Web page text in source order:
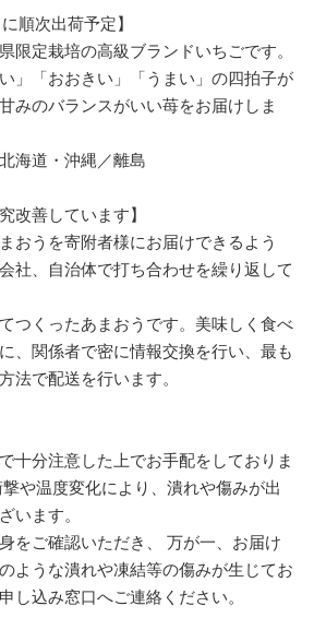
順次出荷予定】
限定栽培の高級ブランドいちごです。
」「おおきい」「うまい」の四拍子が
みのバランスがいい苺をお届けしま
海道・沖縄／離島
改善しています】
おうを寄附者様にお届けできるよう
社、自治体で打ち合わせを繰り返して
つくったあまおうです。美味しく食べ
、関係者で密に情報交換を行い、最も
法で配送を行います。
十分注意した上でお手配をしておりま
や温度変化により、潰れや傷みが出
います。
をご確認いただき、 万が一、お届け
ような潰れや凍結等の傷みが生じてお
し込み窓口へご連絡ください。